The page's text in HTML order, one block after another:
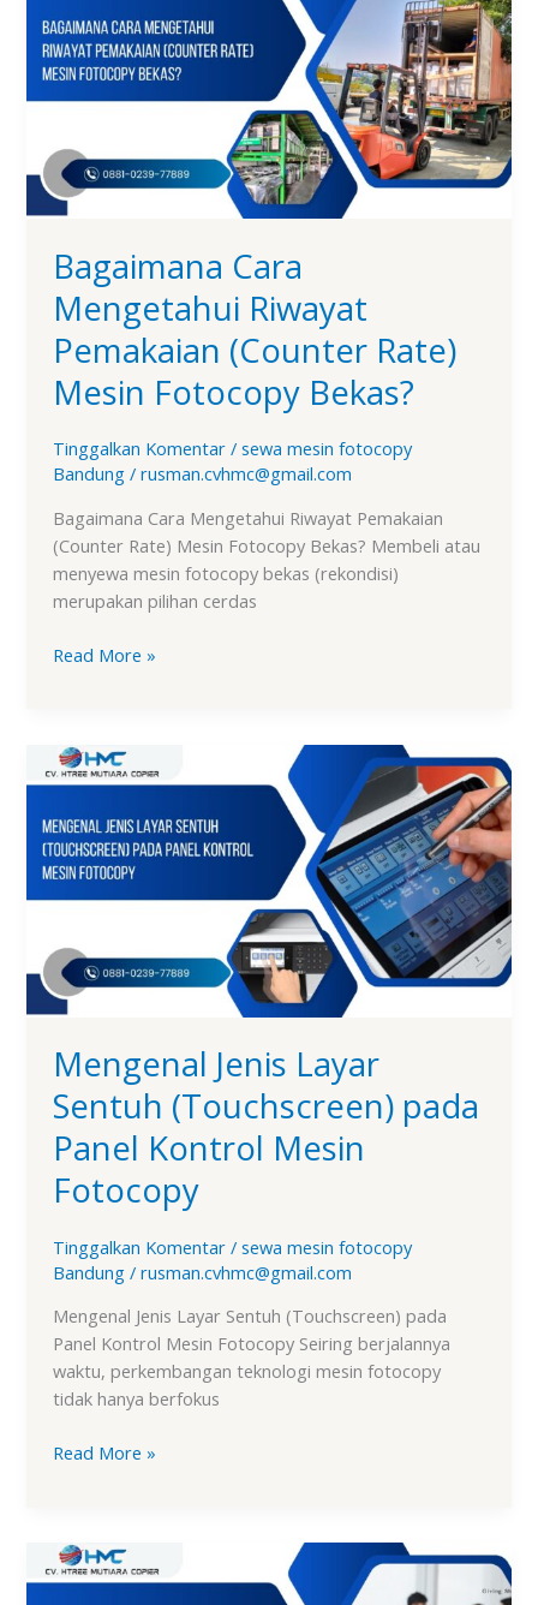
Bagaimana Cara
Mengetahui Riwayat
Pemakaian (Counter Rate)
Mesin Fotocopy Bekas?
Tinggalkan Komentar /sewa mesin fotocopy
Bandung /rusman.cvhmc@gmail.com
Bagaimana Cara Mengetahui Riwayat Pemakaian
(Counter Rate) Mesin Fotocopy Bekas? Membeli atau
menyewa mesin fotocopy bekas (rekondisi)
merupakan pilihan cerdas
Mengetahui
Riwayat
Pemakaian
(Counter
Mesin
Fotocopy
Bekas?
Read More »
Mengenal Jenis Layar
Sentuh (Touchscreen) pada
Panel Kontrol Mesin
Fotocopy
Tinggalkan Komentar /sewa mesin fotocopy
Bandung /rusman.cvhmc@gmail.com
Mengenal Jenis Layar Sentuh (Touchscreen) pada
Panel Kontrol Mesin Fotocopy Seiring berjalannya
waktu, perkembangan teknologi mesin fotocopy
tidak hanya berfokus
Mengenal
Jenis
Sentuh
(Touchscreen)
pada
Kontrol
Mesin
Fotocopy
Read More »
Daftar
Pertanyaan